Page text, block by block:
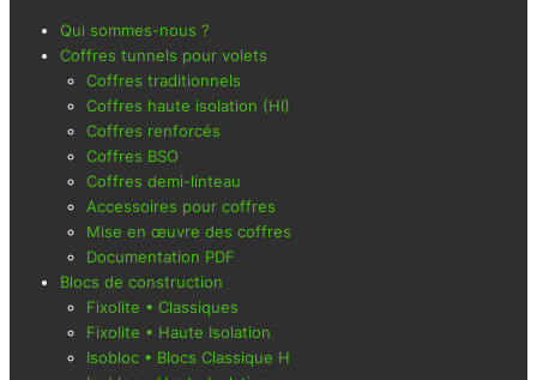
Qui sommes-nous ?
Coffres tunnels pour volets
Coffres traditionnels
Coffres haute isolation (HI)
Coffres renforcés
Coffres BSO
Coffres demi-linteau
Accessoires pour coffres
Mise en œuvre des coffres
Documentation PDF
Blocs de construction
Fixolite • Classiques
Fixolite • Haute Isolation
Isobloc • Blocs Classique H